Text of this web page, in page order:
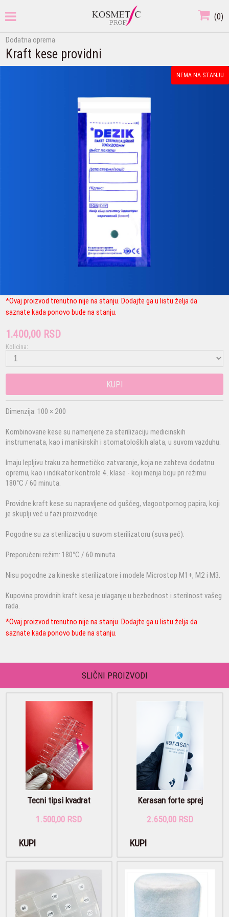
(0)
Dodatna oprema
Kraft kese providni
NEMA NA STANJU
*Ovaj proizvod trenutno nije na stanju. Dodajte ga u listu želja da
saznate kada ponovo bude na stanju.
1.400,00 RSD
Kolicina:
KUPI
Dimenzija: 100 × 200
Kombinovane kese su namenjene za sterilizaciju medicinskih
instrumenata, kao i manikirskih i stomatoloških alata, u suvom vazduhu.
Imaju lepljivu traku za hermetičko zatvaranje, koja ne zahteva dodatnu
opremu, kao i indikator kontrole 4. klase - koji menja boju pri režimu
180°C / 60 minuta.
Providne kraft kese su napravljene od gušćeg, vlagootpornog papira, koji
je skuplji već u fazi proizvodnje.
Pogodne su za sterilizaciju u suvom sterilizatoru (suva peć).
Preporučeni režim: 180°C / 60 minuta.
Nisu pogodne za kineske sterilizatore i modele Microstop M1+, M2 i M3.
Kupovina providnih kraft kesa je ulaganje u bezbednost i sterilnost vašeg
rada.
*Ovaj proizvod trenutno nije na stanju. Dodajte ga u listu želja da
saznate kada ponovo bude na stanju.
SLIČNI PROIZVODI
Tecni tipsi kvadrat
1.500,00 RSD
KUPI
Kerasan forte sprej
2.650,00 RSD
KUPI